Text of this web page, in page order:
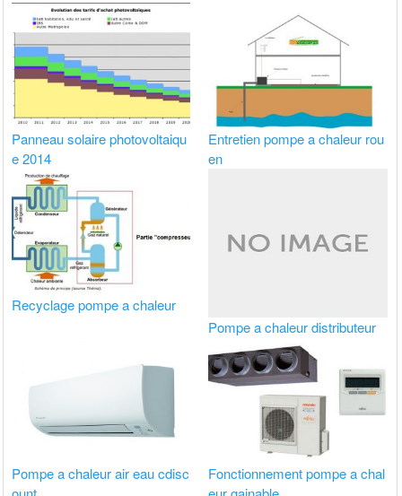
Panneau solaire photovoltaiqu
e 2014
Entretien pompe a chaleur rou
en
Recyclage pompe a chaleur
Pompe a chaleur distributeur
Pompe a chaleur air eau cdisc
Fonctionnement pompe a chal